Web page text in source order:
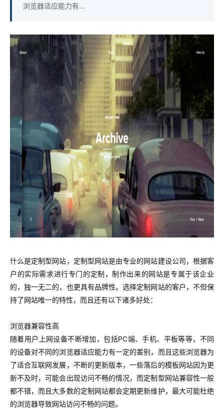
浏览器适应能力有...
什么是定制型网站，定制型网站是由专业的网站建设公司，根据客
户的实际需求进行专门的定制，制作出来的网站是专属于该企业
的，独一无二的，也更具有品牌性。选择定制网站的客户，不但保
持了网站唯一的特性，而且还有以下诸多好处：
浏览器兼容性高
随着用户上网设备不断增加，包括PC端、手机、平板等等，不同
的设备对不同的浏览器适应能力有一定的差别，而且这些浏览器为
了适合互联网发展，不断的更新版本，一些落后的模板网站因为更
新不及时，可能会出现访问不畅的情况，而定制型网站兼容性一般
都不错，而且大多数的定制网站都会定期更新维护，最大可能杜绝
的浏览器导致网站访问不畅的问题。